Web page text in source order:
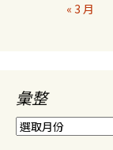
« 3 月
彙整
彙
整